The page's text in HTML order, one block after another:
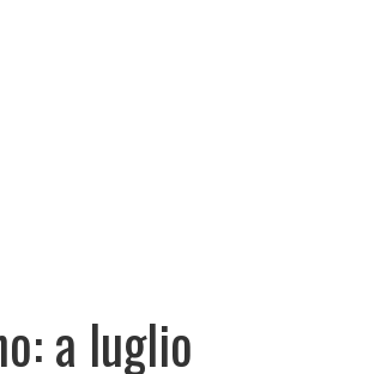
a luglio